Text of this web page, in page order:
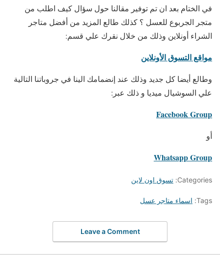
في الختام بعد ان تم توفير مقالنا حول سؤال كيف اطلب من
متجر الجربوع للعسل ؟ كذلك طالع المزيد من أفضل متاجر
الشراء أونلاين وذلك من خلال نقرك علي قسم:
مواقع التسوق الأونلاين
وطالع أيضا كل جديد وذلك عند إنضمامك الينا في جروباتنا التالية
علي السوشيال ميديا و ذلك عبر:
Facebook Group
أو
Whatsapp Group
Categories: تسوق اون لاين
Tags: اسماء متاجر عسل
Leave a Comment